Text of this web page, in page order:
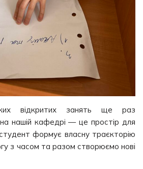
відкритих занять ще раз
нашій кафедрі — це простір для
формує власну траєкторію
з часом та разом створюємо нові